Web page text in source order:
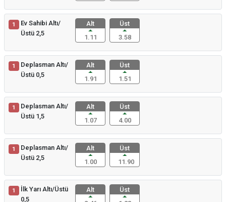
1
Ev Sahibi Altı/
Üstü 2,5
Alt
1.11
Üst
3.58
1
Deplasman Altı/
Üstü 0,5
Alt
1.91
Üst
1.51
1
Deplasman Altı/
Üstü 1,5
Alt
1.07
Üst
4.00
1
Deplasman Altı/
Üstü 2,5
Alt
1.00
Üst
11.90
1
İlk Yarı Altı/Üstü
0,5
Alt
Üst